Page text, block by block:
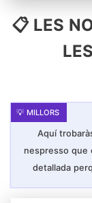
📋 LES
Aquí
nespresso que
detallada